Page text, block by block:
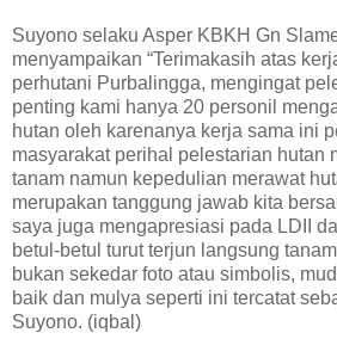
Suyono selaku Asper KBKH Gn
menyampaikan “Terimakasih atas
perhutani Purbalingga, mengingat
penting kami hanya 20 personil
hutan oleh karenanya kerja sama ini
masyarakat perihal pelestarian hutan
tanam namun kepedulian merawat
merupakan tanggung jawab kita
saya juga mengapresiasi pada LDII
betul-betul turut terjun langsung
bukan sekedar foto atau simbolis,
baik dan mulya seperti ini tercatat
Suyono. (iqbal)